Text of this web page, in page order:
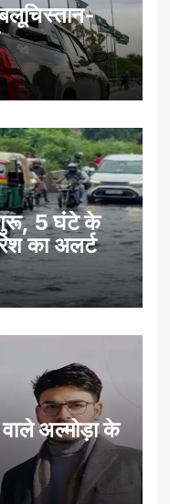
शुरू, 5 घंटे के
का अलर्ट
अल्मोड़ा के